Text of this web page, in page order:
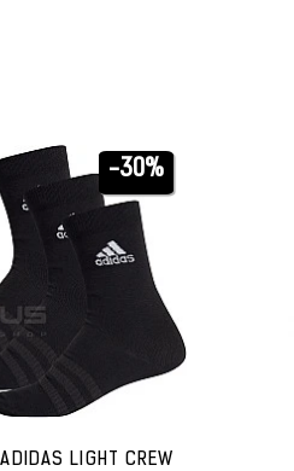
-30%
LIGHT CREW